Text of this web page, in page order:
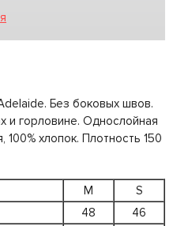
Без боковых швов.
и горловине. Однослойная
хлопок. Плотность 150
M
S
48
46